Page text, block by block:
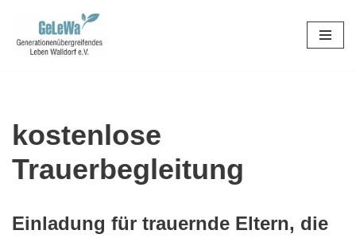
Zum
kostenlose
Trauerbegleitung
Einladung für trauernde Eltern, die